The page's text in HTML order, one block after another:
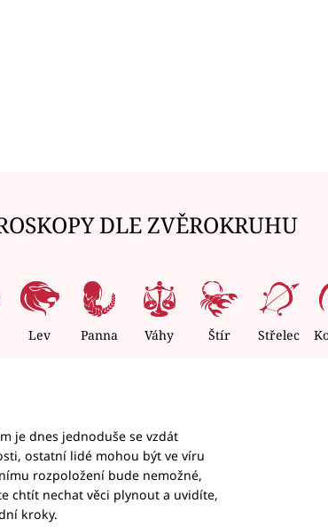
DLE ZVĚROKRUHU
Lev Panna Váhy Štír Střelec
je dnes jednoduše se vzdát
ostatní lidé mohou být ve víru
rozpoložení bude nemožné,
chtít nechat věci plynout a uvidíte,
kroky.